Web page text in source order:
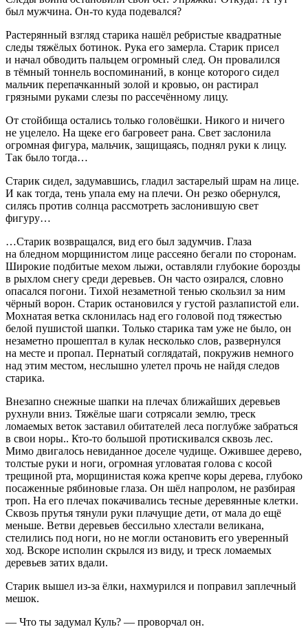
был мужчина. Он-то куда подевался?
Растерянный взгляд старика нашёл ребристые квадратные
следы тяжёлых ботинок. Рука его замерла. Старик присел
и начал обводить пальцем огромный след. Он провалился
в тёмный тоннель воспоминаний, в конце которого сидел
мальчик перепачканный золой и кровью, он растирал
грязными руками слезы по рассечённому лицу.
От стойбища остались только головёшки. Никого и ничего
не уцелело. На щеке его багровеет рана. Свет заслонила
огромная фигура, мальчик, защищаясь, поднял руки к лицу.
Так было тогда…
Старик сидел, задумавшись, гладил застарелый шрам на лице.
И как тогда, тень упала ему на плечи. Он резко обернулся,
силясь против солнца рассмотреть заслонившую свет
фигуру…
…Старик возвращался, вид его был задумчив. Глаза
на бледном морщинистом лице рассеяно бегали по сторонам.
Широкие подбитые мехом лыжи, оставляли глубокие борозды
в рыхлом снегу среди деревьев. Он часто озирался, словно
опасался погони. Тихой незаметной тенью скользил за ним
чёрный ворон. Старик остановился у густой разлапистой ели.
Мохнатая ветка склонилась над его головой под тяжестью
белой пушистой шапки. Только старика там уже не было, он
незаметно прошептал в кулак несколько слов, развернулся
на месте и пропал. Пернатый соглядатай, покружив немного
над этим местом, неслышно улетел прочь не найдя следов
старика.
Внезапно снежные шапки на плечах ближайших деревьев
рухнули вниз. Тяжёлые шаги сотрясали землю, треск
ломаемых веток заставил обитателей леса поглубже забраться
в свои норы.. Кто-то большой протискивался сквозь лес.
Мимо двигалось невиданное доселе чудище. Ожившее дерево,
толстые руки и ноги, огромная угловатая голова с косой
трещиной рта, морщинистая кожа крепче коры дерева, глубоко
посаженные рябиновые глаза. Он шёл напролом, не разбирая
троп. На его плечах покачивались тесные деревянные клетки.
Сквозь прутья тянули руки плачущие дети, от мала до ещё
меньше. Ветви деревьев бессильно хлестали великана,
стелились под ноги, но не могли остановить его уверенный
ход. Вскоре исполин скрылся из виду, и треск ломаемых
деревьев затих вдали.
Старик вышел из-за ёлки, нахмурился и поправил заплечный
мешок.
— Что ты задумал Куль? — проворчал он.